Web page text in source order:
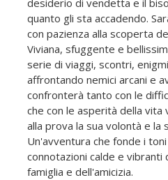
desiderio di vendetta e il
quanto gli sta accadendo.
con pazienza alla scoperta
Viviana, sfuggente e
serie di viaggi, scontri,
affrontando nemici arcani e
confronterà tanto con le
che con le asperità della
alla prova la sua volontà e la
Un'avventura che fonde i
connotazioni calde e vibranti
famiglia e dell'amicizia.